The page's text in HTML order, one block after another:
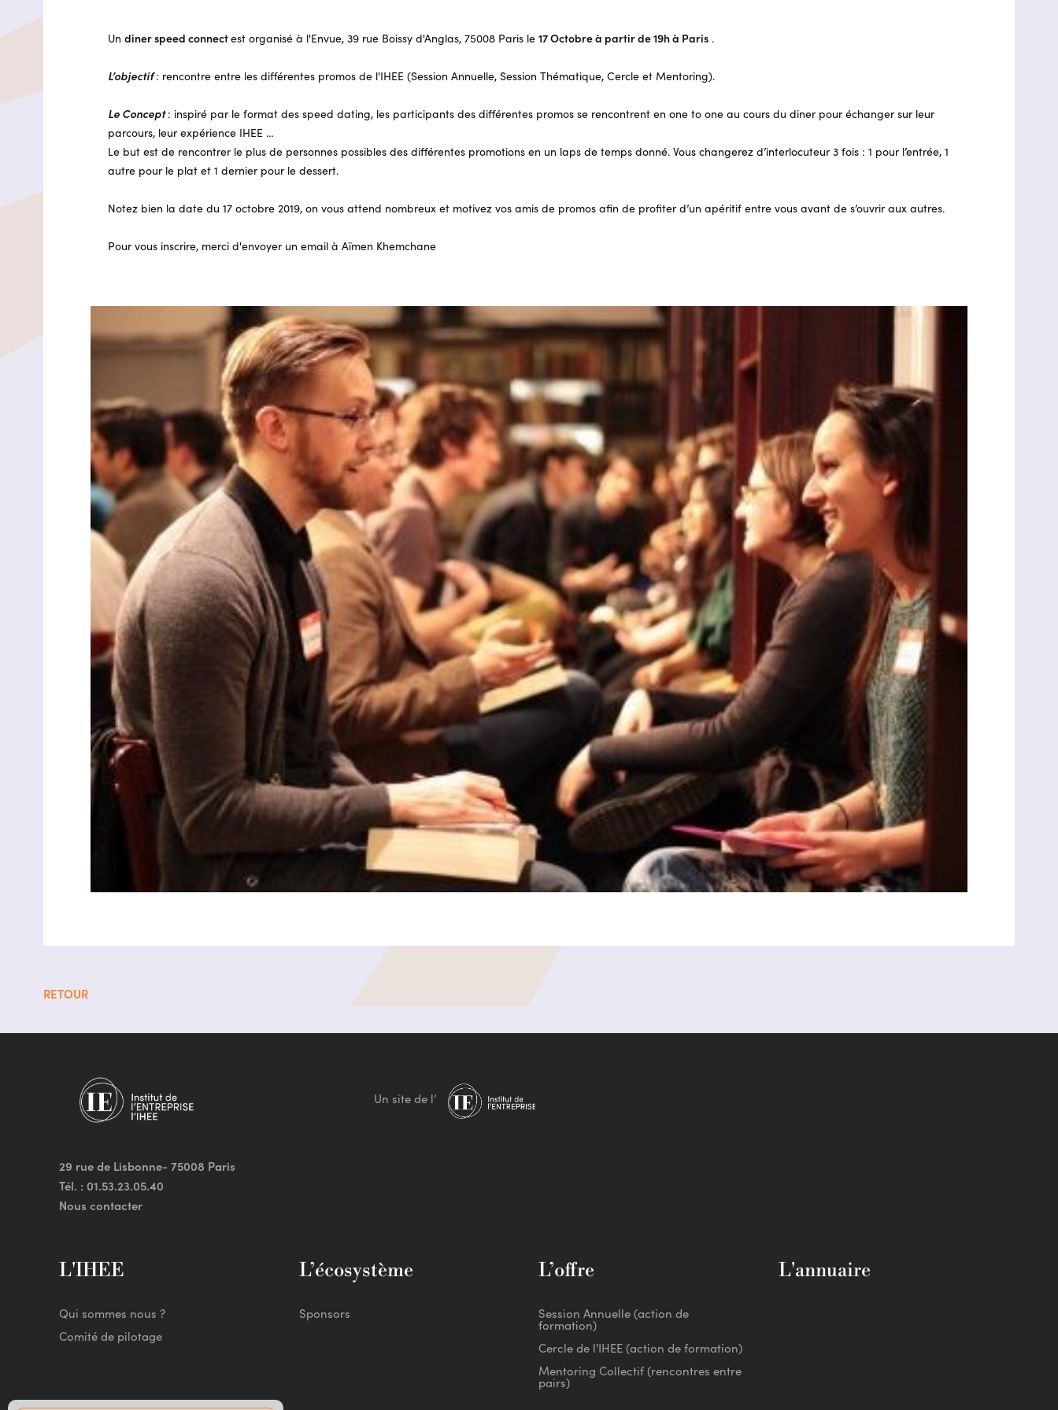
Un diner speed connect est organisé à l'Envue, 39 rue Boissy d'Anglas, 75008 Paris le 17 Octobre à partir de 19h à Paris .
L’objectif : rencontre entre les différentes promos de l'IHEE (Session Annuelle, Session Thématique, Cercle et Mentoring).
Le Concept : inspiré par le format des speed dating, les participants des différentes promos se rencontrent en one to one au cours du diner pour échanger sur leur
parcours, leur expérience IHEE …
Le but est de rencontrer le plus de personnes possibles des différentes promotions en un laps de temps donné. Vous changerez d’interlocuteur 3 fois : 1 pour l’entrée, 1
autre pour le plat et 1 dernier pour le dessert.
Notez bien la date du 17 octobre 2019, on vous attend nombreux et motivez vos amis de promos afin de profiter d’un apéritif entre vous avant de s’ouvrir aux autres.
Pour vous inscrire, merci d'envoyer un email à Aïmen Khemchane
RETOUR
29 rue de Lisbonne- 75008 Paris
Tél. : 01.53.23.05.40
Nous contacter
L'IHEE
Qui sommes nous ?
Comité de pilotage
L’écosystème
Sponsors
L’offre
Session Annuelle (action de
formation)
Cercle de l'IHEE (action de formation)
Mentoring Collectif (rencontres entre
pairs)
L'annuaire
Un site de l’